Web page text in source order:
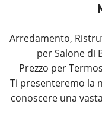
Arredamento,
per Salone di
Prezzo per
Ti presenteremo la
conoscere una